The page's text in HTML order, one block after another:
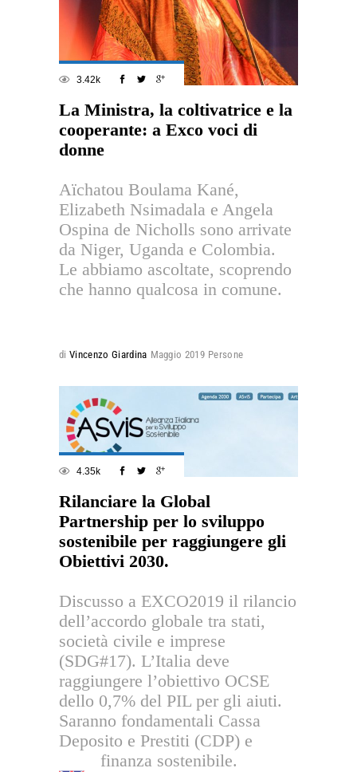
3.42k
La Ministra, la coltivatrice e la
cooperante: a Exco voci di
donne
Aïchatou Boulama Kané,
Elizabeth Nsimadala e Angela
Ospina de Nicholls sono arrivate
da Niger, Uganda e Colombia.
Le abbiamo ascoltate, scoprendo
che hanno qualcosa in comune.
di Vincenzo Giardina Maggio 2019 Persone
4.35k
Rilanciare la Global
Partnership per lo sviluppo
sostenibile per raggiungere gli
Obiettivi 2030.
Discusso a EXCO2019 il rilancio
dell’accordo globale tra stati,
società civile e imprese
(SDG#17). L’Italia deve
raggiungere l’obiettivo OCSE
dello 0,7% del PIL per gli aiuti.
Saranno fondamentali Cassa
Deposito e Prestiti (CDP) e
finanza sostenibile.